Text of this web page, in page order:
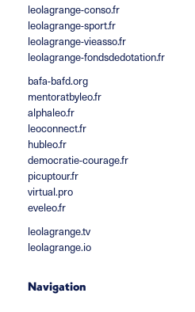
leolagrange-conso.fr
leolagrange-sport.fr
leolagrange-vieasso.fr
leolagrange-fondsdedotation.fr
bafa-bafd.org
mentoratbyleo.fr
alphaleo.fr
leoconnect.fr
hubleo.fr
democratie-courage.fr
picuptour.fr
virtual.pro
eveleo.fr
leolagrange.tv
leolagrange.io
Navigation